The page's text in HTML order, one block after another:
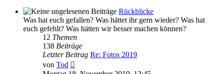
Rückblicke
Was hat euch gefallen? Was hättet ihr gern wieder? Was hat
euch gefehlt? Was hätten wir besser machen können?
12 Themen
138 Beiträge
Letzter Beitrag Re: Fotos 2019
von Tod
Beitrag